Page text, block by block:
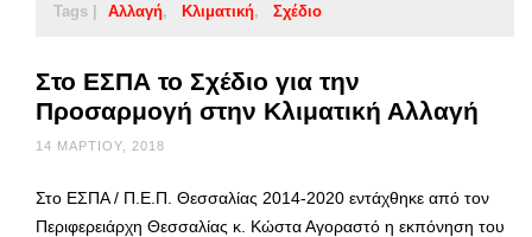
Tags | Αλλαγή Κλιματική Σχέδιο
Στο ΕΣΠΑ το Σχέδιο για την
Προσαρμογή στην Κλιματική Αλλαγή
14 ΜΑΡΤΊΟΥ, 2018
Στο ΕΣΠΑ / Π.Ε.Π. Θεσσαλίας 2014-2020 εντάχθηκε από τον
Περιφερειάρχη Θεσσαλίας κ. Κώστα Αγοραστό η εκπόνηση του